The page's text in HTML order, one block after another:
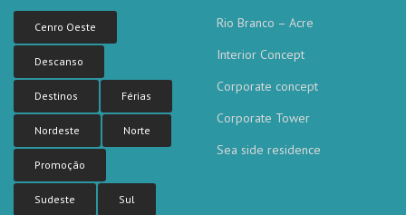
Cenro Oeste
Descanso
Destinos Férias
Nordeste Norte
Promoção
Sudeste Sul
Rio Branco – Acre
Interior Concept
Corporate concept
Corporate Tower
Sea side residence
Nossa equipe de atendimento ao